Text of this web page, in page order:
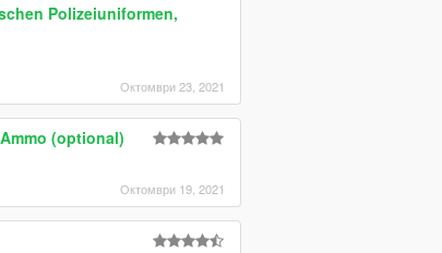
Polizeiuniformen,
Октомври 23, 2021
(optional)
Октомври 19, 2021